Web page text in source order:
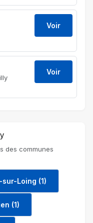
Voir
Voir
des communes
Loing (1)
(1)